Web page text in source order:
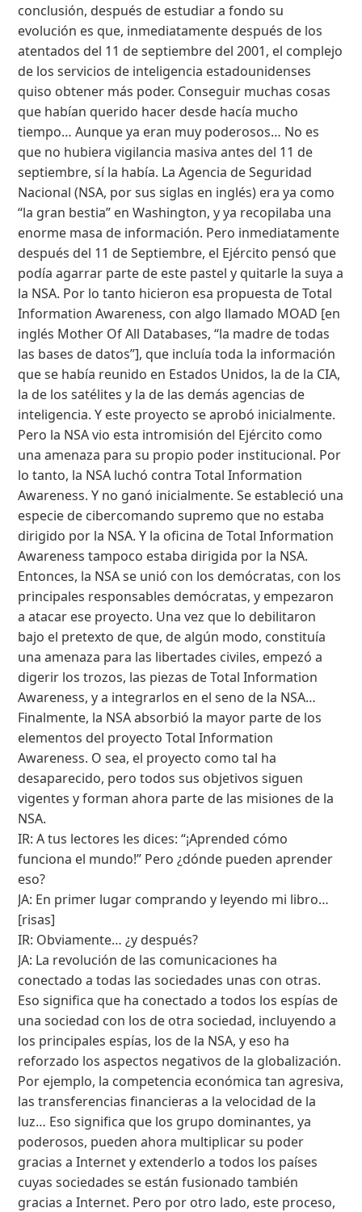
conclusión, después de estudiar a fondo su
evolución es que, inmediatamente después de los
atentados del 11 de septiembre del 2001, el complejo
de los servicios de inteligencia estadounidenses
quiso obtener más poder. Conseguir muchas cosas
que habían querido hacer desde hacía mucho
tiempo… Aunque ya eran muy poderosos… No es
que no hubiera vigilancia masiva antes del 11 de
septiembre, sí la había. La Agencia de Seguridad
Nacional (NSA, por sus siglas en inglés) era ya como
“la gran bestia” en Washington, y ya recopilaba una
enorme masa de información. Pero inmediatamente
después del 11 de Septiembre, el Ejército pensó que
podía agarrar parte de este pastel y quitarle la suya a
la NSA. Por lo tanto hicieron esa propuesta de Total
Information Awareness, con algo llamado MOAD [en
inglés Mother Of All Databases, “la madre de todas
las bases de datos”], que incluía toda la información
que se había reunido en Estados Unidos, la de la CIA,
la de los satélites y la de las demás agencias de
inteligencia. Y este proyecto se aprobó inicialmente.
Pero la NSA vio esta intromisión del Ejército como
una amenaza para su propio poder institucional. Por
lo tanto, la NSA luchó contra Total Information
Awareness. Y no ganó inicialmente. Se estableció una
especie de cibercomando supremo que no estaba
dirigido por la NSA. Y la oficina de Total Information
Awareness tampoco estaba dirigida por la NSA.
Entonces, la NSA se unió con los demócratas, con los
principales responsables demócratas, y empezaron
a atacar ese proyecto. Una vez que lo debilitaron
bajo el pretexto de que, de algún modo, constituía
una amenaza para las libertades civiles, empezó a
digerir los trozos, las piezas de Total Information
Awareness, y a integrarlos en el seno de la NSA…
Finalmente, la NSA absorbió la mayor parte de los
elementos del proyecto Total Information
Awareness. O sea, el proyecto como tal ha
desaparecido, pero todos sus objetivos siguen
vigentes y forman ahora parte de las misiones de la
NSA.
IR: A tus lectores les dices: “¡Aprended cómo
funciona el mundo!” Pero ¿dónde pueden aprender
eso?
JA: En primer lugar comprando y leyendo mi libro…
[risas]
IR: Obviamente… ¿y después?
JA: La revolución de las comunicaciones ha
conectado a todas las sociedades unas con otras.
Eso significa que ha conectado a todos los espías de
una sociedad con los de otra sociedad, incluyendo a
los principales espías, los de la NSA, y eso ha
reforzado los aspectos negativos de la globalización.
Por ejemplo, la competencia económica tan agresiva,
las transferencias financieras a la velocidad de la
luz… Eso significa que los grupo dominantes, ya
poderosos, pueden ahora multiplicar su poder
gracias a Internet y extenderlo a todos los países
cuyas sociedades se están fusionado también
gracias a Internet. Pero por otro lado, este proceso,